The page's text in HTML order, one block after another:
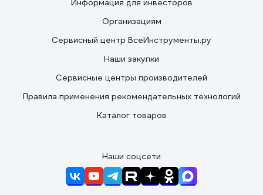
Информация для инвесторов
Организациям
Сервисный центр ВсеИнструменты.ру
Наши закупки
Сервисные центры производителей
Правила применения рекомендательных технологий
Каталог товаров
Наши соцсети